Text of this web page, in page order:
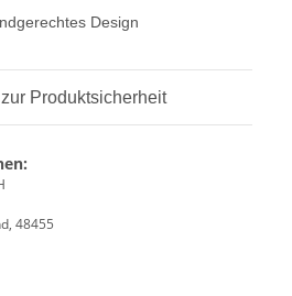
Design
Produktsicherheit
48455